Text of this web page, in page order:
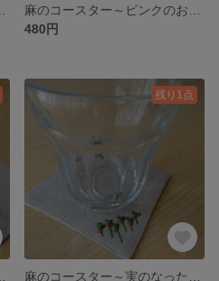
480円
残り1点